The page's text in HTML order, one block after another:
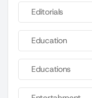
Editorials
Education
Educations